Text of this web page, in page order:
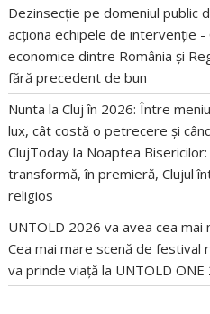
Dezinsecție pe domeniul public
acționa echipele de intervenție -
economice dintre România și
fără precedent de bun
Nunta la Cluj în 2026: Între
lux, cât costă o petrecere și
ClujToday la Noaptea
transformă, în premieră, Clujul
religios
UNTOLD 2026 va avea cea mai
Cea mai mare scenă de festival
va prinde viață la UNTOLD ONE